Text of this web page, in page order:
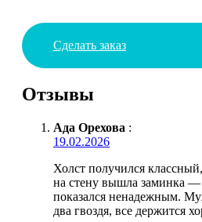
Сделать заказ
Отзывы
Ада Орехова :
19.02.2026
Холст получился
на стену вышла заминка —
показался ненадежным.
два гвоздя, все держится